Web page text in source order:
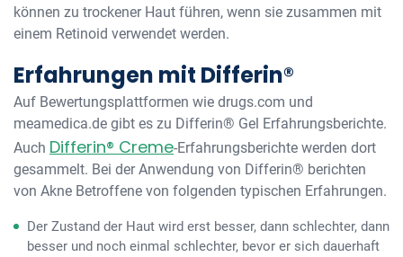
können zu trockener Haut führen, wenn sie zusammen mit
einem Retinoid verwendet werden.
Erfahrungen mit Differin®
Auf Bewertungsplattformen wie drugs.com und
meamedica.de gibt es zu Differin® Gel Erfahrungsberichte.
Auch Differin® Creme-Erfahrungsberichte werden dort
gesammelt. Bei der Anwendung von Differin® berichten
von Akne Betroffene von folgenden typischen Erfahrungen.
Der Zustand der Haut wird erst besser, dann schlechter, dann
besser und noch einmal schlechter, bevor er sich dauerhaft